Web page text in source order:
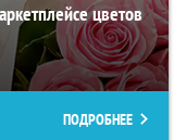
цветов
ПОДРОБНЕЕ